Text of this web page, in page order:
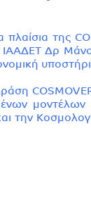
πλαίσια της
Δρ
μοντέλων
την